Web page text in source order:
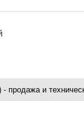
продажа и